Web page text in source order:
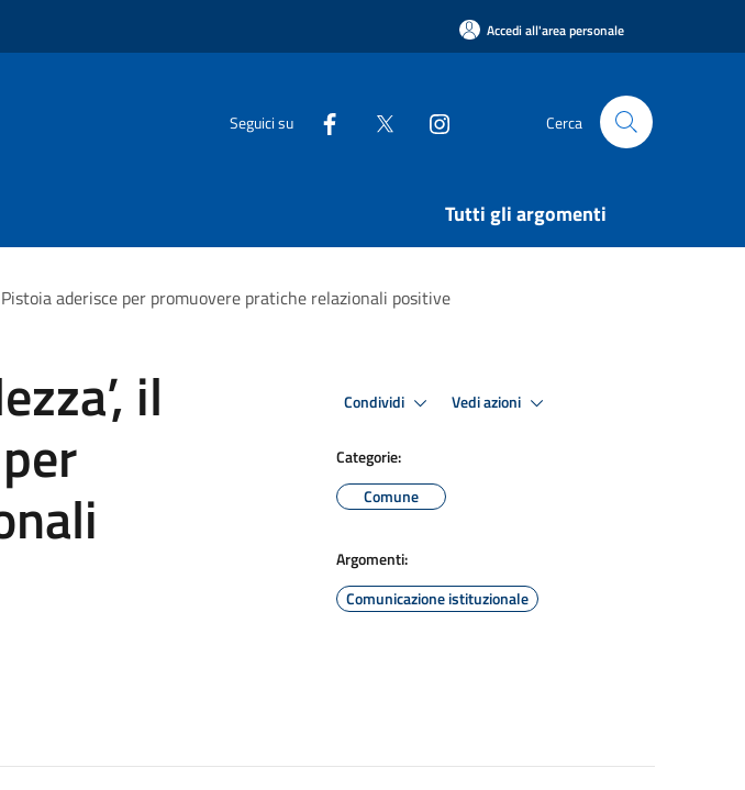
Accedi all'area personale
Seguici su Cerca
Tutti gli argomenti
aderisce per promuovere pratiche relazionali positive
il Condividi Vedi azioni
Categorie:
Comune
Argomenti:
Comunicazione istituzionale